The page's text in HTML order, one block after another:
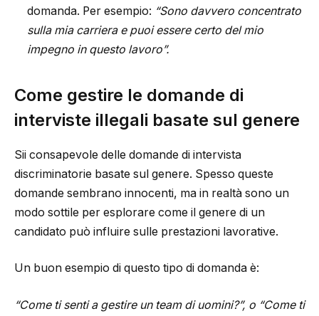
domanda. Per esempio: “Sono davvero concentrato
sulla mia carriera e puoi essere certo del mio
impegno in questo lavoro”.
Come gestire le domande di
interviste illegali basate sul genere
Sii consapevole delle domande di intervista
discriminatorie basate sul genere. Spesso queste
domande sembrano innocenti, ma in realtà sono un
modo sottile per esplorare come il genere di un
candidato può influire sulle prestazioni lavorative.
Un buon esempio di questo tipo di domanda è:
“Come ti senti a gestire un team di uomini?”, o “Come ti